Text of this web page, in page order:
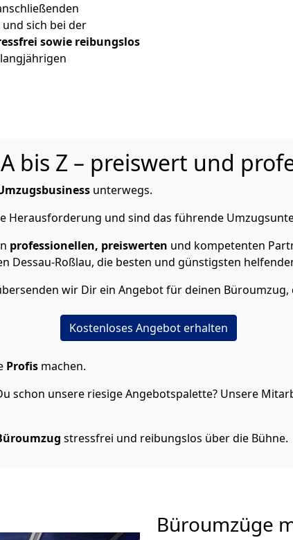
sich bei der
sowie reibungslos
bis Z – preiswert und
unterwegs.
Herausforderung und sind das führende
professionellen, preiswerten und kompetenten
Roßlau, die besten und günstigsten
wir Dir ein Angebot für deinen
Kostenloses Angebot erhalten
Profis machen.
schon unsere riesige Angebotspalette? Unsere
stressfrei und reibungslos über die Bühne.
Büroumzüge